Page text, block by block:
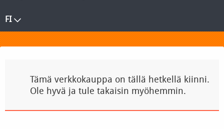
FI
Tämä verkkokauppa on tällä hetkellä kiinni.
Ole hyvä ja tule takaisin myöhemmin.